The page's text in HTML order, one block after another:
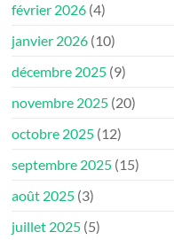
février 2026 (4)
janvier 2026 (10)
décembre 2025 (9)
novembre 2025 (20)
octobre 2025 (12)
septembre 2025 (15)
août 2025 (3)
juillet 2025 (5)